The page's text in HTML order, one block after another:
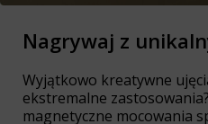
Nagrywaj z
Wyjątkowo kreatywne
ekstremalne
magnetyczne mocowania